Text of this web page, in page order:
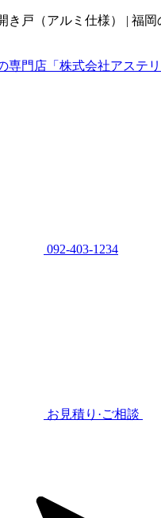
戸（アルミ仕様） | 福
092-403-1234
お見積り·ご相談